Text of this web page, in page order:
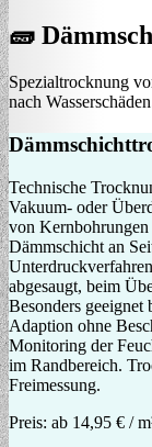
🧱
Spezialtrocknung
nach
Technische
Vakuum- oder
von
Dämmschicht an
abgesaugt, beim
Besonders geeignet
Adaption ohne
Monitoring der
im Randbereich.
Freimessung.
Preis: ab 14,95 € /